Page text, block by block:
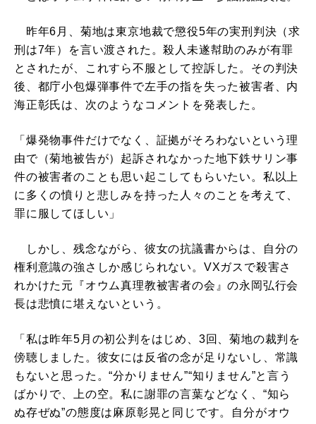
昨年6月、菊地は東京地裁で懲役5年の実刑判決（求
刑は7年）を言い渡された。殺人未遂幇助のみが有罪
とされたが、これすら不服として控訴した。その判決
後、都庁小包爆弾事件で左手の指を失った被害者、内
海正彰氏は、次のようなコメントを発表した。
「爆発物事件だけでなく、証拠がそろわないという理
由で（菊地被告が）起訴されなかった地下鉄サリン事
件の被害者のことも思い起こしてもらいたい。私以上
に多くの憤りと悲しみを持った人々のことを考えて、
罪に服してほしい」
しかし、残念ながら、彼女の抗議書からは、自分の
権利意識の強さしか感じられない。VXガスで殺害さ
れかけた元『オウム真理教被害者の会』の永岡弘行会
長は悲憤に堪えないという。
「私は昨年5月の初公判をはじめ、3回、菊地の裁判を
傍聴しました。彼女には反省の念が足りないし、常識
もないと思った。“分かりません”“知りません”と言う
ばかりで、上の空。私に謝罪の言葉などなく、“知ら
ぬ存ぜぬ”の態度は麻原彰晃と同じです。自分がオウ